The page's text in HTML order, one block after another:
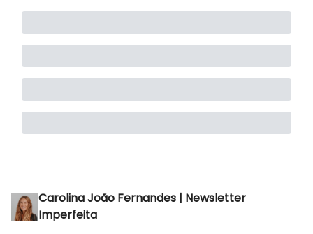
Carolina João Fernandes | Newsletter
Imperfeita